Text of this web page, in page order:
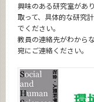
興味のある研究室があ
取って、具体的な研究
でください。
教員の連絡先がわから
宛にご連絡ください。